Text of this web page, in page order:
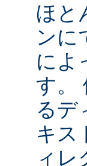
ほと
ンに
によ
す。
るデ
キス
ィレ